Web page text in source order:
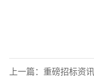
上一篇： 重磅招标资讯￥